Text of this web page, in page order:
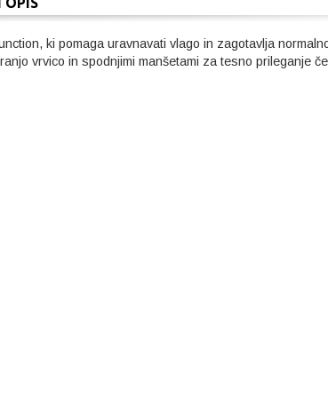
ki pomaga uravnavati vlago in zagotavlja
vrvico in spodnjimi manšetami za tesno prileganje